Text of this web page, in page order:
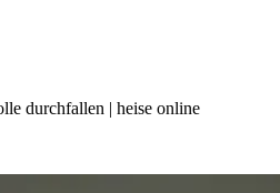
durchfallen | heise online